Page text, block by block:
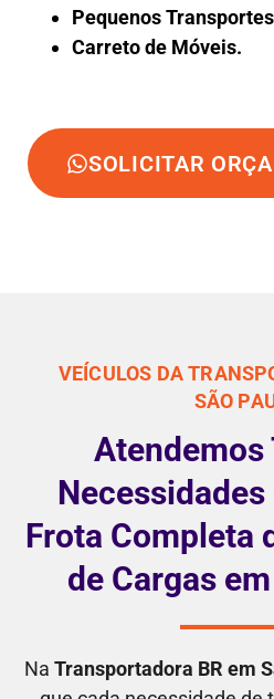
Pequenos
Carreto de Móveis.
SOLICITAR
VEÍCULOS DA
SÃO
Atendemos
Frota Completa
de Cargas
Na Transportadora BR em